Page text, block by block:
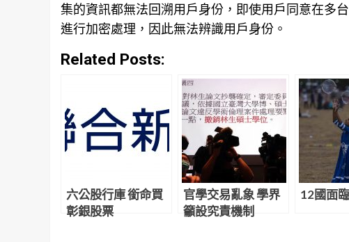
集的資訊都無法回溯用戶身份，即使用戶同意在多
進行加密處理，因此無法辨識用戶身份。
Related Posts:
六公股行庫 銜命買
彰銀股票
官學交易亂象 學界
籲設究責機制
12國面